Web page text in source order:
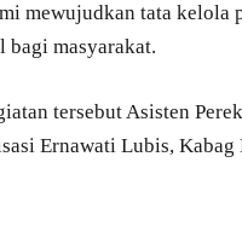
mewujudkan tata kelola
bagi masyarakat.
tersebut Asisten
Ernawati Lubis,